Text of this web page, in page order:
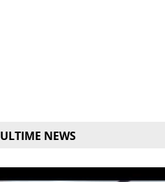
ULTIME NEWS